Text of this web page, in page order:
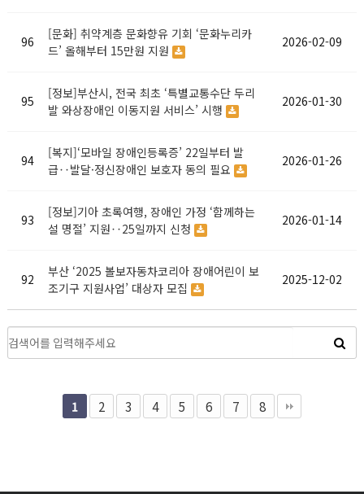
96
[문화] 취약계층 문화향유 기회 ‘문화누리카
드’ 올해부터 15만원 지원
2026-02-09
95
[정보]부산시, 전국 최초 ‘특별교통수단 두리
발 와상장애인 이동지원 서비스’ 시행
2026-01-30
94
[복지]‘모바일 장애인등록증’ 22일부터 발
급‥발달·정신장애인 보호자 동의 필요
2026-01-26
93
[정보]기아 초록여행, 장애인 가정 ‘함께하는
설 명절’ 지원‥25일까지 신청
2026-01-14
92
부산 ‘2025 볼보자동차코리아 장애어린이 보
조기구 지원사업’ 대상자 모집
2025-12-02
1 2 3 4 5 6 7 8